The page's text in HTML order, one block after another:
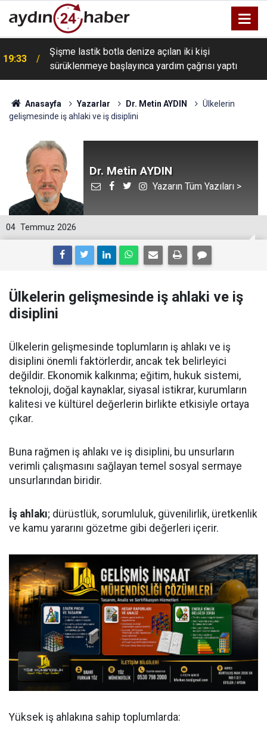
19:33
Şişme lastik botla denize açılan iki kişi
sürüklenmeye başlayınca yardım çağrısı yaptı
Anasayfa Yazarlar Dr. Metin AYDIN
Ülkelerin
gelişmesinde iş ahlaki ve iş disiplini
Dr. Metin AYDIN
Yazarın Tüm Yazıları >
04 Temmuz 2026
Ülkelerin gelişmesinde iş ahlaki ve iş
disiplini
Ülkelerin gelişmesinde toplumların iş ahlakı ve iş
disiplini önemli faktörlerdir, ancak tek belirleyici
değildir. Ekonomik kalkınma; eğitim, hukuk sistemi,
teknoloji, doğal kaynaklar, siyasal istikrar, kurumların
kalitesi ve kültürel değerlerin birlikte etkisiyle ortaya
çıkar.
Buna rağmen iş ahlakı ve iş disiplini, bu unsurların
verimli çalışmasını sağlayan temel sosyal sermaye
unsurlarından biridir.
İş ahlakı; dürüstlük, sorumluluk, güvenilirlik, üretkenlik
ve kamu yararını gözetme gibi değerleri içerir.
Yüksek iş ahlakına sahip toplumlarda: